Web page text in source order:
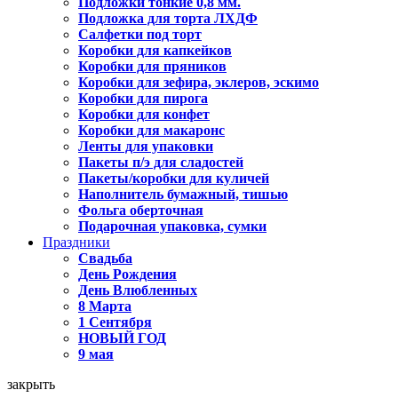
Подложка для торта ЛХДФ
Салфетки под торт
Коробки для капкейков
Коробки для пряников
Коробки для зефира, эклеров, эскимо
Коробки для пирога
Коробки для конфет
Коробки для макаронс
Ленты для упаковки
Пакеты п/э для сладостей
Пакеты/коробки для куличей
Наполнитель бумажный, тишью
Фольга оберточная
Подарочная упаковка, сумки
Праздники
Свадьба
День Рождения
День Влюбленных
8 Марта
1 Сентября
НОВЫЙ ГОД
9 мая
закрыть